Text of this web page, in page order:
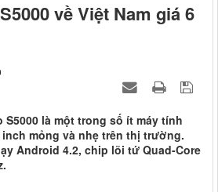
về Việt Nam giá 6
S5000 là một trong số ít máy tính
inch mỏng và nhẹ trên thị trường.
Android 4.2, chip lõi tứ Quad-Core